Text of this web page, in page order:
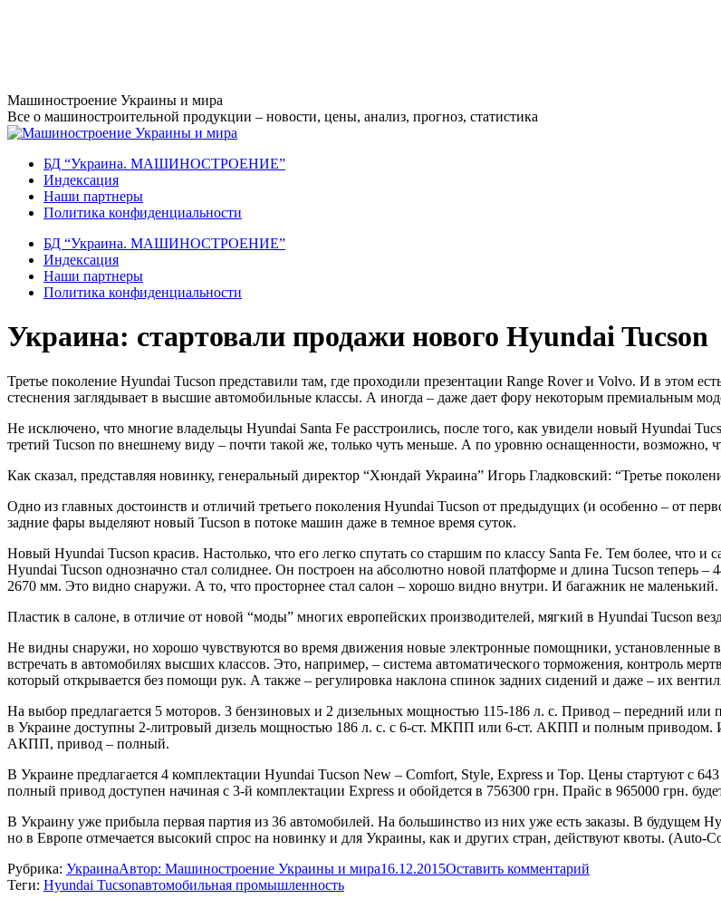
Перейти
к
содержанию
Машиностроение Украины и мира
Все о машиностроительной продукции – новости, цены, анализ, прогноз, статистика
БД “Украина. МАШИНОСТРОЕНИЕ”
Индекcация
Наши партнеры
Политика конфиденциальности
БД “Украина. МАШИНОСТРОЕНИЕ”
Индекcация
Наши партнеры
Политика конфиденциальности
Украина: стартовали продажи нового Hyundai Tucson
Третье поколение Hyundai Tucson представили там, где проходили презентации Range Rover и Volvo. И в этом
стеснения заглядывает в высшие автомобильные классы. А иногда – даже дает фору некоторым премиальным
Не исключено, что многие владельцы Hyundai Santa Fe расстроились, после того, как увидели новый Hyundai
третий Tucson по внешнему виду – почти такой же, только чуть меньше. А по уровню оснащенности, возможно,
Как сказал, представляя новинку, генеральный директор “Хюндай Украина” Игорь Гладковский: “Третье
Одно из главных достоинств и отличий третьего поколения Hyundai Tucson от предыдущих (и особенно – от
задние фары выделяют новый Tucson в потоке машин даже в темное время суток.
Новый Hyundai Tucson красив. Настолько, что его легко спутать со старшим по классу Santa Fe. Тем более,
Hyundai Tucson однозначно стал солиднее. Он построен на абсолютно новой платформе и длина Tucson теперь
2670 мм. Это видно снаружи. А то, что просторнее стал салон – хорошо видно внутри. И багажник не
Пластик в салоне, в отличие от новой “моды” многих европейских производителей, мягкий в Hyundai Tucson
Не видны снаружи, но хорошо чувствуются во время движения новые электронные помощники,
встречать в автомобилях высших классов. Это, например, – система автоматического торможения, контроль
который открывается без помощи рук. А также – регулировка наклона спинок задних сидений и даже – их
На выбор предлагается 5 моторов. 3 бензиновых и 2 дизельных мощностью 115-186 л. с. Привод – передний
в Украине доступны 2-литровый дизель мощностью 186 л. с. с 6-ст. МКПП или 6-ст. АКПП и полным
АКПП, привод – полный.
В Украине предлагается 4 комплектации Hyundai Tucson New – Comfort, Style, Express и Тоp. Цены стартуют с
полный привод доступен начиная с 3-й комплектации Express и обойдется в 756300 грн. Прайс в 965000 грн.
В Украину уже прибыла первая партия из 36 автомобилей. На большинство из них уже есть заказы. В будущем
но в Европе отмечается высокий спрос на новинку и для Украины, как и других стран, действуют квоты.
Рубрика: УкраинаАвтор: Машиностроение Украины и мира16.12.2015Оставить комментарий
Теги: Hyundai Tucsonавтомобильная промышленность